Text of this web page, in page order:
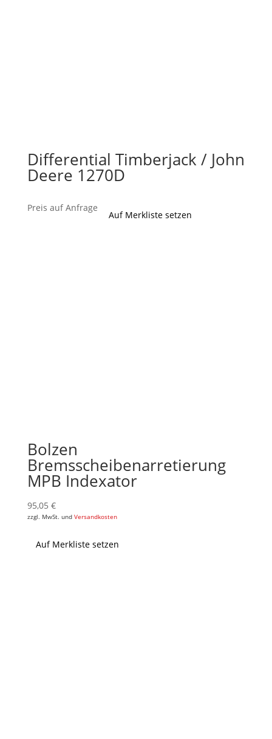
Differential Timberjack / John
Deere 1270D
Preis auf Anfrage
Auf Merkliste setzen
Bolzen
Bremsscheibenarretierung
MPB Indexator
95,05 €
zzgl. MwSt. und Versandkosten
Auf Merkliste setzen